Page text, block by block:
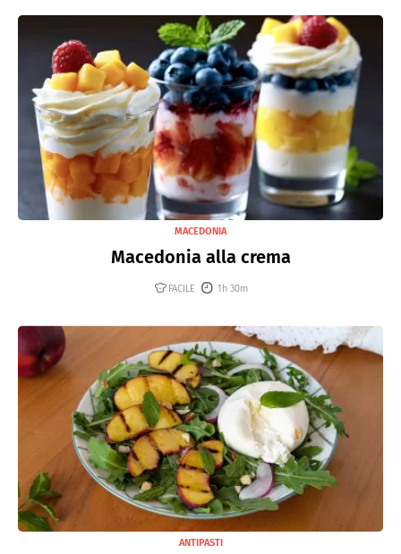
MACEDONIA
Macedonia alla crema
FACILE 1h 30m
ANTIPASTI